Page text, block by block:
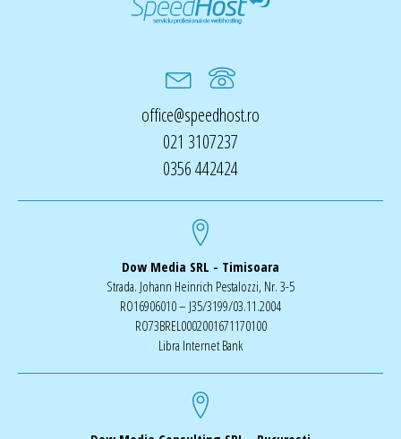
office@speedhost.ro
021 3107237
0356 442424
Dow Media SRL - Timisoara
Strada. Johann Heinrich Pestalozzi, Nr. 3-5
RO16906010 – J35/3199/03.11.2004
RO73BREL0002001671170100
Libra Internet Bank